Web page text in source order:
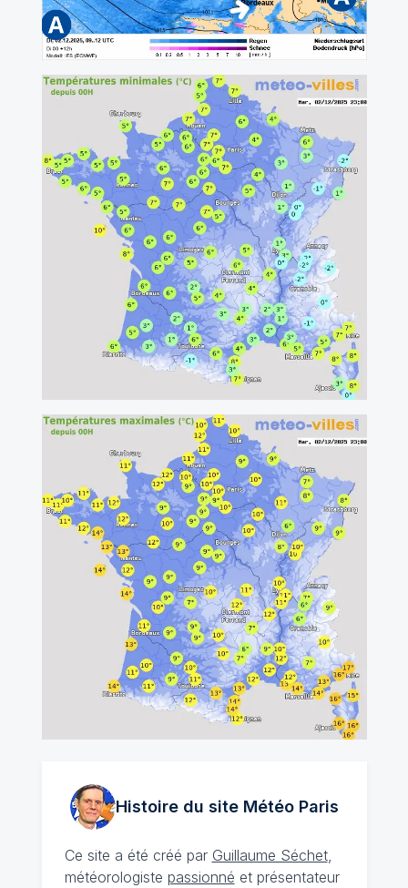
Histoire du site MétéoParis
Ce site a été créé par Guillaume Séchet,
météorologiste passionné et présentateur